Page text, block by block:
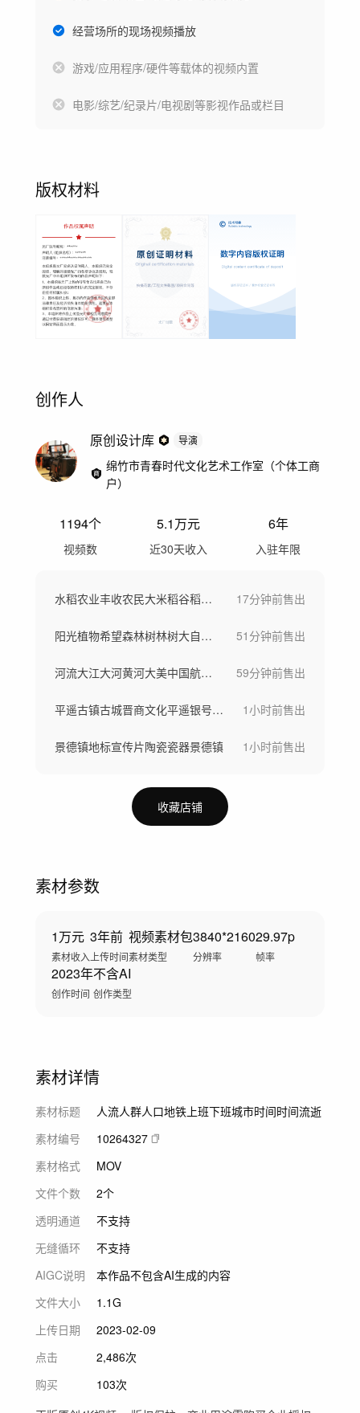
经营场所的现场视频播放
游戏/应用程序/硬件等载体的视频内置
电影/综艺/纪录片/电视剧等影视作品或栏目
版权材料
创作人
原创设计库 导演
绵竹市青春时代文化艺术工作室（个体工商
户）
1194个
视频数
5.1万元
近30天收入
6年
入驻年限
水稻农业丰收农民大米稻谷稻田播种乡村振兴 17分钟前售出
阳光植物希望森林树林树大自然生态清晨树叶 51分钟前售出
河流大江大河黄河大美中国航拍湿地九曲黄河 59分钟前售出
平遥古镇古城晋商文化平遥银号山西票号钱庄 1小时前售出
景德镇地标宣传片陶瓷瓷器景德镇 1小时前售出
收藏店铺
素材参数
1万元
素材收入
3年前
上传时间
视频素材包
素材类型
3840*2160
分辨率
29.97p
帧率
2023年
创作时间
不含AI
创作类型
素材详情
素材标题
人流人群人口地铁上班下班城市时间时间流逝
素材编号
10264327
素材格式
MOV
文件个数
2个
透明通道
不支持
无缝循环
不支持
AIGC说明
本作品不包含AI生成的内容
文件大小
1.1G
上传日期
2023-02-09
点击
2,486次
购买
103次